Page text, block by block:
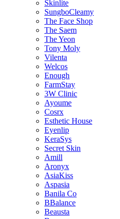
Skinlite
SungboCleamy
The Face Shop
The Saem
The Yeon
Tony Moly
Vilenta
Welcos
Enough
FarmStay
3W Clinic
Ayoume
Cosrx
Esthetic House
Eyenlip
KeraSys
Secret Skin
Amill
Aronyx
AsiaKiss
Aspasia
Banila Co
BBalance
Beausta